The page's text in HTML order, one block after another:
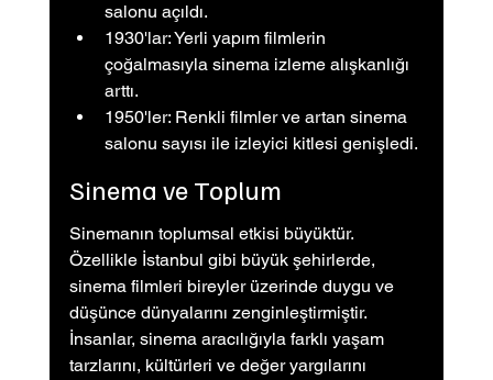
salonu açıldı.
1930'lar: Yerli yapım filmlerin
çoğalmasıyla sinema izleme alışkanlığı
arttı.
1950'ler: Renkli filmler ve artan sinema
salonu sayısı ile izleyici kitlesi genişledi.
Sinema ve Toplum
Sinemanın toplumsal etkisi büyüktür.
Özellikle İstanbul gibi büyük şehirlerde,
sinema filmleri bireyler üzerinde duygu ve
düşünce dünyalarını zenginleştirmiştir.
İnsanlar, sinema aracılığıyla farklı yaşam
tarzlarını, kültürleri ve değer yargılarını